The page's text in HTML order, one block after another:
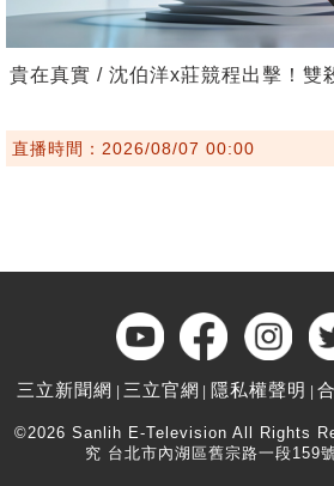
貴在真實 / 沈伯洋x莊競程出擊！雙
直播時間：2026/08/07 00:00
三立新聞網 三立官網 隱私權聲明
©2026 Sanlih E-Television All Rights
究 台北市內湖區舊宗路一段159